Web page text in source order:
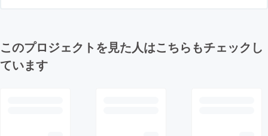
このプロジェクトを見た人はこちらもチェックし
ています